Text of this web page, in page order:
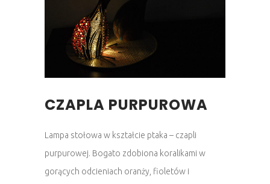
CZAPLA PURPUROWA
Lampa stołowa w kształcie ptaka – czapli
purpurowej. Bogato zdobiona koralikami w
gorących odcieniach oranży, fioletów i